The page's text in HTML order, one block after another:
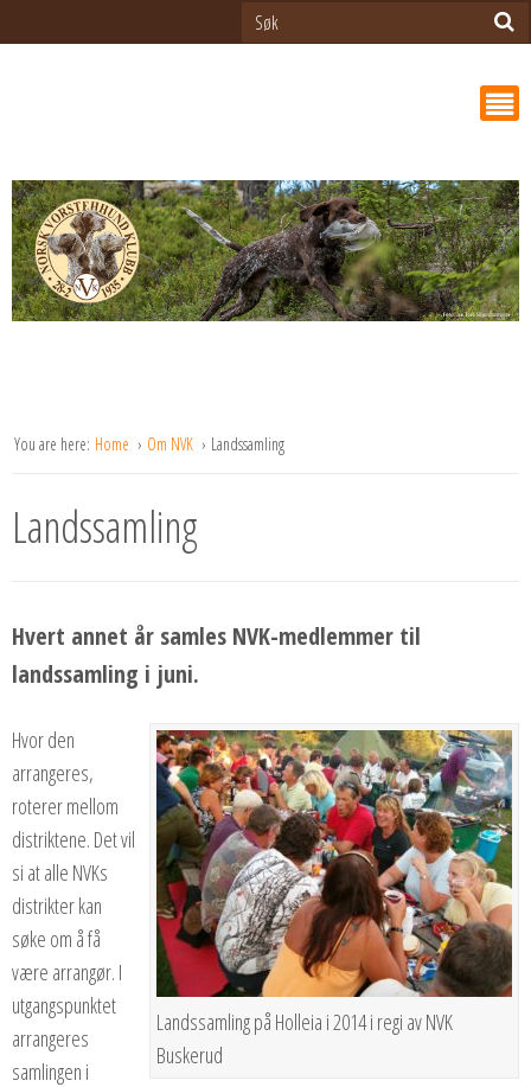
You are here: Home Om NVK Landssamling
Landssamling
Hvert annet år samles NVK-medlemmer til
landssamling i juni.
Landssamling på Holleia i 2014 i regi av NVK
Buskerud
Hvor den
arrangeres,
roterer mellom
distriktene. Det vil
si at alle NVKs
distrikter kan
søke om å få
være arrangør. I
utgangspunktet
arrangeres
samlingen i